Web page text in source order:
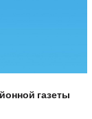
газеты